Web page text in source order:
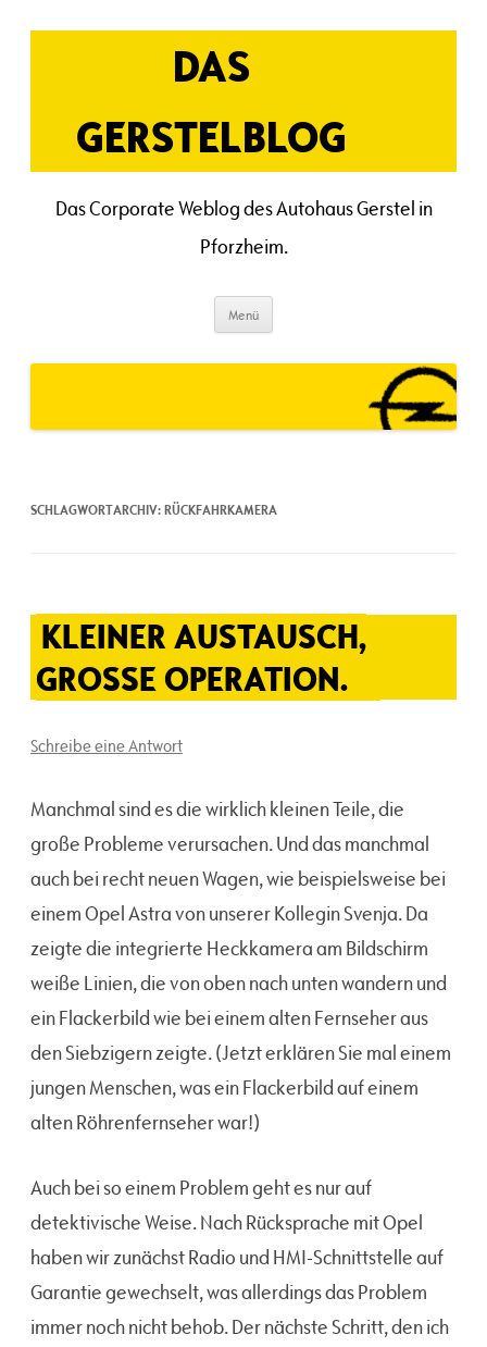
Inhalt
DAS
GERSTELBLOG
Das Corporate Weblog des Autohaus Gerstel in
Pforzheim.
Menü
SCHLAGWORTARCHIV:RÜCKFAHRKAMERA
KLEINER AUSTAUSCH,
GROSSE OPERATION.
Schreibe eine Antwort
Manchmal sind es die wirklich kleinen Teile, die
große Probleme verursachen. Und das manchmal
auch bei recht neuen Wagen, wie beispielsweise bei
einem Opel Astra von unserer Kollegin Svenja. Da
zeigte die integrierte Heckkamera am Bildschirm
weiße Linien, die von oben nach unten wandern und
ein Flackerbild wie bei einem alten Fernseher aus
den Siebzigern zeigte. (Jetzt erklären Sie mal einem
jungen Menschen, was ein Flackerbild auf einem
alten Röhrenfernseher war!)
Auch bei so einem Problem geht es nur auf
detektivische Weise. Nach Rücksprache mit Opel
haben wir zunächst Radio und HMI-Schnittstelle auf
Garantie gewechselt, was allerdings das Problem
immer noch nicht behob. Der nächste Schritt, den ich